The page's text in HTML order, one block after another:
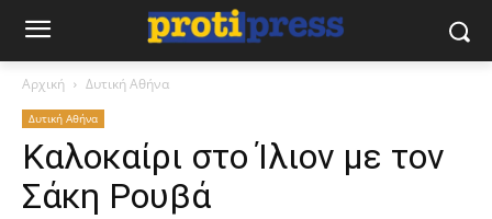
Αρχική Δυτική Αθήνα
Δυτική Αθήνα
Καλοκαίρι στο Ίλιον με τον
Σάκη Ρουβά